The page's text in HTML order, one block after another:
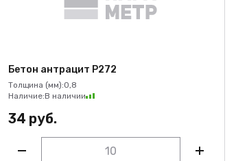
Бетон антрацит Р272
Толщина (мм):0,8
Наличие:В наличии
34 руб.